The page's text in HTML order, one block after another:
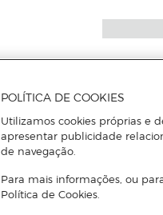
POLÍTICA DE COOKIES
Utilizamos cookies próprias e
apresentar publicidade
de navegação.
Para mais informações, ou
Política de Cookies.